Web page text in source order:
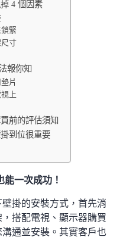
4 個因素
緊
寸
報你知
片
上
前的評估須知
到位很重要
一次成功！
掛的安裝方式，首先消
搭配電視、顯示器購買
通並安裝。其實客戶也